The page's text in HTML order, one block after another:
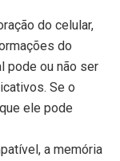
do celular,
do
pode ou não ser
Se o
ele pode
a memória